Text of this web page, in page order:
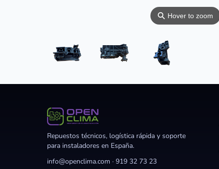
⚲ Hover to zoom
Repuestos técnicos, logística rápida y soporte
para instaladores en España.
info@openclima.com · 919 32 73 23